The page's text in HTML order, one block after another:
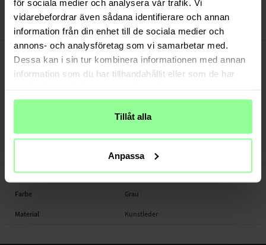
för sociala medier och analysera vår trafik. Vi
vidarebefordrar även sådana identifierare och annan
information från din enhet till de sociala medier och
annons- och analysföretag som vi samarbetar med.
Dessa kan i sin tur kombinera informationen med annan
information som du har tillhandahållit eller som de har
Tillåt alla
Anpassa
30 Tage Rückgaberecht
Art number :32318
PRODUKTBESCHREIBUNG
Laptoptasche.
Produktart: Laptoptasche
TECHNISCHE DATEN -
Farbe Grau
Material Kunstleder